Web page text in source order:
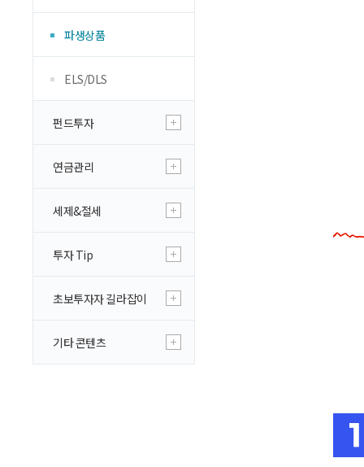
파생상품
ELS/DLS
펀드투자
연금관리
세제&절세
투자 Tip
초보투자자 길라잡이
기타 콘텐츠